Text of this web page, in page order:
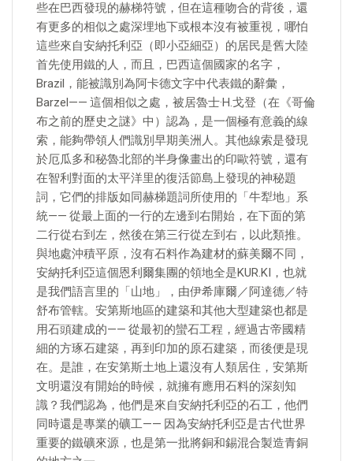
些在巴西發現的赫梯符號，但在這種吻合的背後，還
有更多的相似之處深埋地下或根本沒有被重視，哪怕
這些來自安納托利亞（即小亞細亞）的居民是舊大陸
首先使用鐵的人，而且，巴西這個國家的名字，
Brazil，能被識別為阿卡德文字中代表鐵的辭彙，
Barzel—— 這個相似之處，被居魯士·H.戈登（在《哥倫
布之前的歷史之謎》中）認為，是一個極有意義的線
索，能夠帶領人們識別早期美洲人。其他線索是發現
於厄瓜多和秘魯北部的半身像畫出的印歐符號，還有
在智利對面的太平洋里的復活節島上發現的神秘題
詞，它們的排版如同赫梯題詞所使用的「牛犁地」系
統—— 從最上面的一行的左邊到右開始，在下面的第
二行從右到左，然後在第三行從左到右，以此類推。
與地處沖積平原，沒有石料作為建材的蘇美爾不同，
安納托利亞這個恩利爾集團的領地全是KUR.KI，也就
是我們語言里的「山地」，由伊希庫爾／阿達德／特
舒布管轄。安第斯地區的建築和其他大型建築也都是
用石頭建成的—— 從最初的蠻石工程，經過古帝國精
細的方琢石建築，再到印加的原石建築，而後便是現
在。是誰，在安第斯土地上還沒有人類居住，安第斯
文明還沒有開始的時候，就擁有應用石料的深刻知
識？我們認為，他們是來自安納托利亞的石工，他們
同時還是專業的礦工—— 因為安納托利亞是古代世界
重要的鐵礦來源，也是第一批將銅和錫混合製造青銅